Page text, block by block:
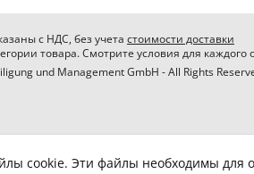
с НДС, без учета стоимости доставки
товара. Смотрите условия для каждого
und Management GmbH - All Rights
cookie. Эти файлы необходимы для